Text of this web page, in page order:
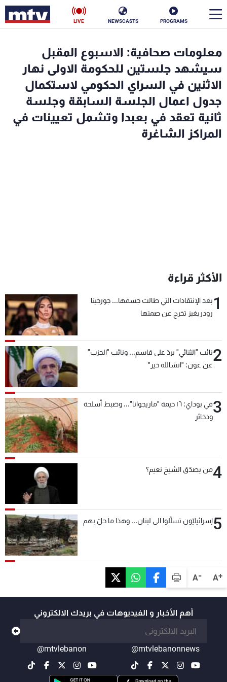
PROGRAMS
NEWSCASTS
LIVE
A+
A-
معلومات صحافية: الاسبوع المقبل
سيشهد جلستين للحكومة الاولى نهار
الاثنين في السراي الحكومي لاستكمال
جدول اعمال الجلسة السابقة وجلسة
ثانية تعقد في بعبدا وتشمل تعيينات في
المراكز الشاغرة
الأكثر قراءة
1بعد الإنتقادات التي طالت جسمها... جورجينا
رودريغيز تخرج عن صمتها
2نائب "الثنائي" يردّ على قاسم... ونائب "الحزب"
عن عون: "انشالله خير"
3
في بوداي: ١٦ خيمة "ماريجوانا"... وضبط أسلحة
وذخائر
4من يصدّق الشيخ نعيم؟
5إسرائيليّون تسلّلوا الى لبنان... وهذا ما حلّ بهم
أهم الأخبار و الفيديوهات في بريدك الالكتروني
@mtvlebanonnews
@mtvlebanon
الأخبار
سياسة ناس
إقتصاد فن
منوعات
الإنـتـاج
لاعلاناتكم
شروط الإسـتخدام
سياسة الخصوصية